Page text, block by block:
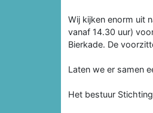
Wij kijken enorm uit
vanaf 14.30 uur)
Bierkade. De
Laten we er samen
Het bestuur